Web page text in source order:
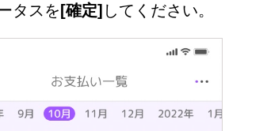
タスを [確定] してください。